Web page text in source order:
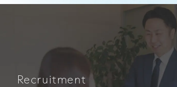
Recruitment